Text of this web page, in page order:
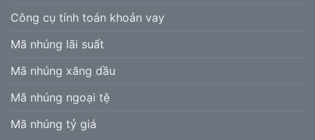
Công cụ tính toán khoản vay
Mã nhúng lãi suất
Mã nhúng xăng dầu
Mã nhúng ngoại tệ
Mã nhúng tỷ giá